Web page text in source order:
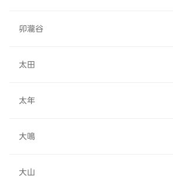
卯瀧谷
太田
太年
大鳴
大山